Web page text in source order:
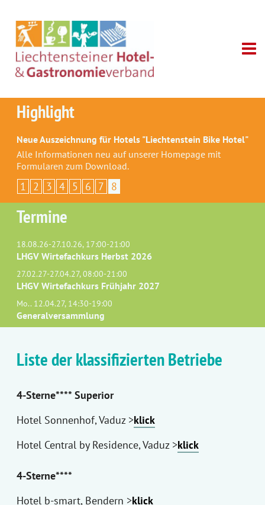
Highlight
Neue Auszeichnung für Hotels "Liechtenstein Bike Hotel"
Alle Informationen neu auf unserer Homepage mit
Formularen zum Download.
1 2 3 4 5 6 7 8
Termine
18.08.26-27.10.26, 17:00-21:00
LHGV Wirtefachkurs Herbst 2026
27.02.27-27.04.27, 08:00-21:00
LHGV Wirtefachkurs Frühjahr 2027
Mo.. 12.04.27, 14:30-19:00
Generalversammlung
Liste der klassifizierten Betriebe
4-Sterne**** Superior
Hotel Sonnenhof, Vaduz >klick
Hotel Central by Residence, Vaduz >klick
4-Sterne****
Hotel b-smart, Bendern >klick